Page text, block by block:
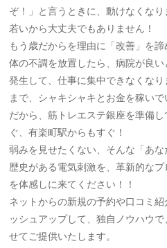
ぞ！」と言うときに、動けなくなり
若いから大丈夫でもありません！
もう歳だからを理由に「改善」を諦
体の不調を放置したら、病院が良
発生して、仕事に集中できなくな
まで、シャキシャキとお金を稼いで
だから、筋トレエステ銀座を準備
ぐ、有楽町駅からもすぐ！
弱みを見せたくない、そんな「あな
歴史がある電気刺激を、革新的な
を体感しに来てください！！
ネットからの新規の予約や口コミ
ッシュアップして、独自ノウハウ
せてご提供いたします。